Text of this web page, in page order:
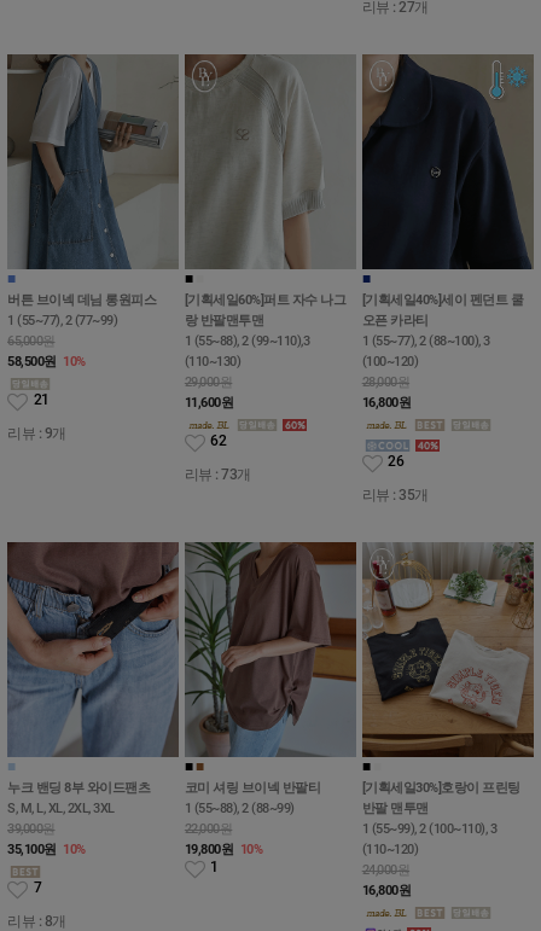
리뷰 : 27개
■
버튼 브이넥 데님 롱원피스
1 (55~77), 2 (77~99)
65,000원
58,500원 10%
21
리뷰 : 9개
■
[기획세일60%]퍼트 자수 나그
랑 반팔맨투맨
1 (55~88), 2 (99~110),3
(110~130)
29,000원
11,600원
62
리뷰 : 73개
■
[기획세일40%]세이 펜던트 쿨
오픈 카라티
1 (55~77), 2 (88~100), 3
(100~120)
28,000원
16,800원
26
리뷰 : 35개
■
누크 밴딩 8부 와이드팬츠
S, M, L, XL, 2XL, 3XL
39,000원
35,100원 10%
7
리뷰 : 8개
■■
코미 셔링 브이넥 반팔티
1 (55~88), 2 (88~99)
22,000원
19,800원 10%
1
■
[기획세일30%]호랑이 프린팅
반팔 맨투맨
1 (55~99), 2 (100~110), 3
(110~120)
24,000원
16,800원